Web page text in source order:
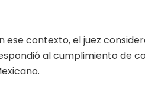
ese contexto, el juez
al cumplimiento de